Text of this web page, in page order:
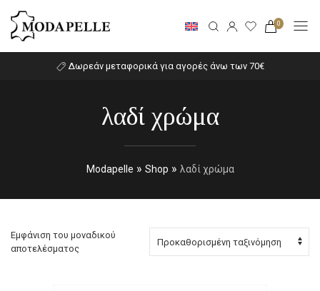
0
Δωρεάν μεταφορικά για αγορές άνω των 70€
λαδί χρώμα
Modapelle » Shop » λαδί χρώμα
Εμφάνιση του μοναδικού
αποτελέσματος